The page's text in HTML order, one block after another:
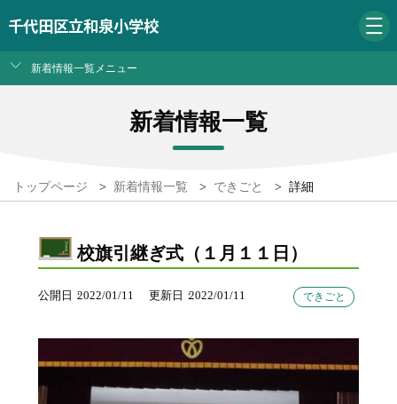
千代田区立和泉小学校
新着情報一覧メニュー
新着情報一覧
トップページ > 新着情報一覧 > できごと > 詳細
校旗引継ぎ式（１月１１日）
公開日 2022/01/11 更新日 2022/01/11 できごと